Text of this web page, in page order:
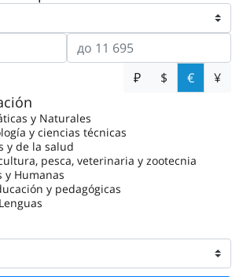
₽ $ € ¥
y Naturales
y ciencias técnicas
y de la salud
pesca, veterinaria y zootecnia
y Humanas
y pedagógicas